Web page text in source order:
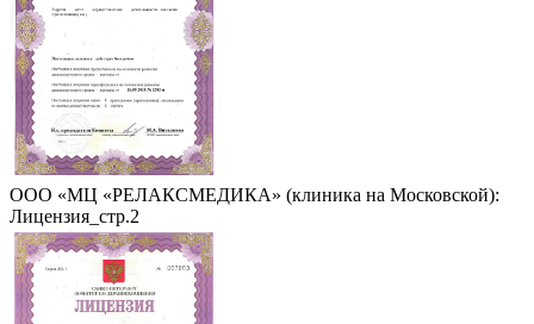
ООО «МЦ «РЕЛАКСМЕДИКА» (клиника на Московской):
Лицензия_стр.2